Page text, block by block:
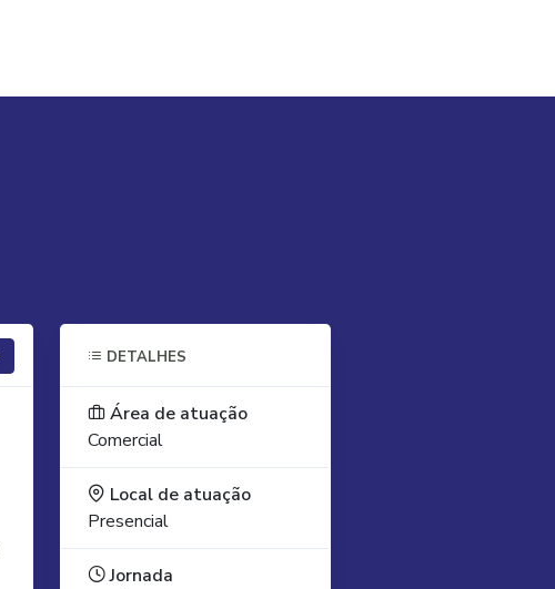
DETALHES
Área de atuação
Comercial
Local de atuação
Presencial
Jornada